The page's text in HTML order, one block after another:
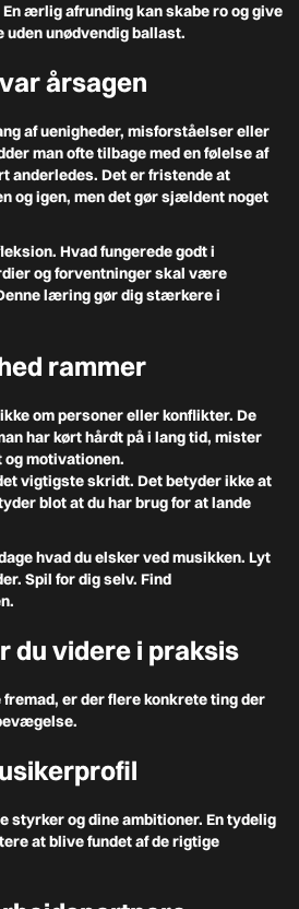
ærlig afrunding kan skabe ro og give
unødvendig ballast.
årsagen
af uenigheder, misforståelser eller
man ofte tilbage med en følelse af
anderledes. Det er fristende at
og igen, men det gør sjældent noget
Hvad fungerede godt i
og forventninger skal være
læring gør dig stærkere i
rammer
om personer eller konflikter. De
har kørt hårdt på i lang tid, mister
motivationen.
vigtigste skridt. Det betyder ikke at
blot at du har brug for at lande
hvad du elsker ved musikken. Lyt
Spil for dig selv. Find
du videre i praksis
er der flere konkrete ting der
styrker og dine ambitioner. En tydelig
at blive fundet af de rigtige